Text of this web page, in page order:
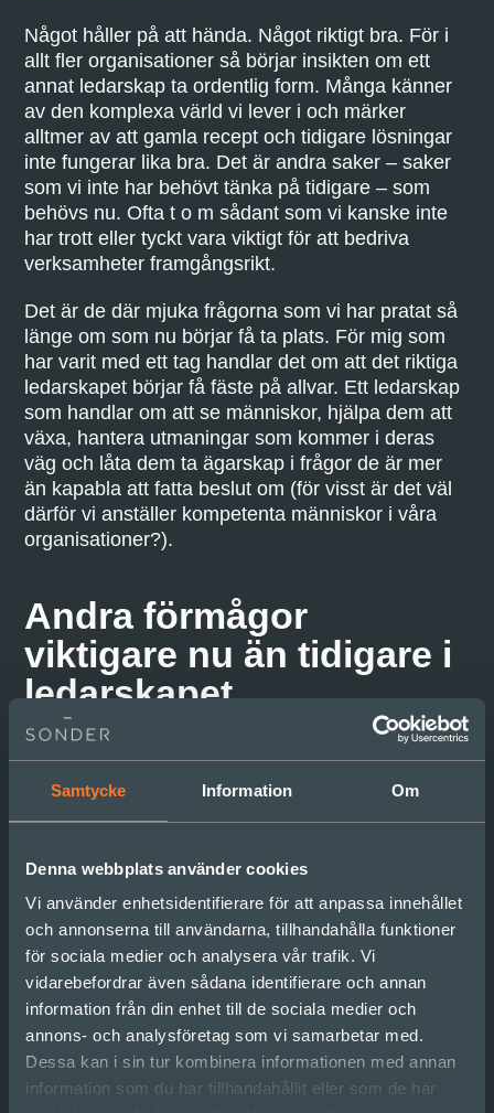
Samtycke Information Om
Denna webbplats använder cookies
Vi använder enhetsidentifierare för att anpassa innehållet
och annonserna till användarna, tillhandahålla funktioner
för sociala medier och analysera vår trafik. Vi
vidarebefordrar även sådana identifierare och annan
information från din enhet till de sociala medier och
annons- och analysföretag som vi samarbetar med.
Dessa kan i sin tur kombinera informationen med annan
information som du har tillhandahållit eller som de har
Något håller på att hända. Något riktigt bra. För i
allt fler organisationer så börjar insikten om ett
annat ledarskap ta ordentlig form. Många känner
av den komplexa värld vi lever i och märker
alltmer av att gamla recept och tidigare lösningar
inte fungerar lika bra. Det är andra saker – saker
som vi inte har behövt tänka på tidigare – som
behövs nu. Ofta t o m sådant som vi kanske inte
har trott eller tyckt vara viktigt för att bedriva
verksamheter framgångsrikt.
Det är de där mjuka frågorna som vi har pratat så
länge om som nu börjar få ta plats. För mig som
har varit med ett tag handlar det om att det riktiga
ledarskapet börjar få fäste på allvar. Ett ledarskap
som handlar om att se människor, hjälpa dem att
växa, hantera utmaningar som kommer i deras
väg och låta dem ta ägarskap i frågor de är mer
än kapabla att fatta beslut om (för visst är det väl
därför vi anställer kompetenta människor i våra
organisationer?).
Andra förmågor
viktigare nu än tidigare i
ledarskapet
och förmåga att finnas där för de människor man
leder och samarbetar med – inte som expert eller
människor i fokus. Jag kan se detta också
uttryckas alltmer i olika TED-talks, youtube-klipp,
bloggar, böcker, forskningsrapporter och artiklar.
Det är på tiden – för vi behöver mänskliga
organisationer såattvi kan jobba och utvecklas
länge. Det gynnar både oss och vårt samhälle.
I mina ögon är de mjuka frågorna